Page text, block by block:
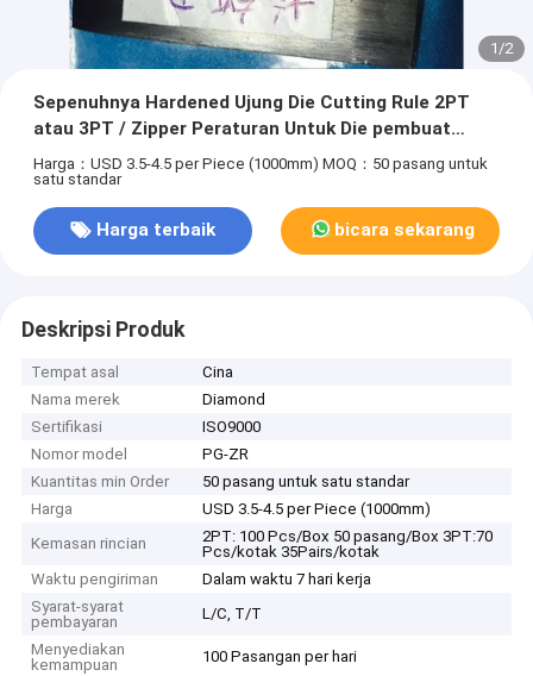
1/2
Sepenuhnya Hardened Ujung Die Cutting Rule 2PT
atau 3PT / Zipper Peraturan Untuk Die pembuat
Dewan
Harga：USD 3.5-4.5 per Piece (1000mm) MOQ：50 pasang untuk
satu standar
Harga terbaik bicara sekarang
Deskripsi Produk
Tempat asal
Cina
Nama merek
Diamond
Sertifikasi
ISO9000
Nomor model
PG-ZR
Kuantitas min Order
50 pasang untuk satu standar
Harga
USD 3.5-4.5 per Piece (1000mm)
Kemasan rincian
2PT: 100 Pcs/Box 50 pasang/Box 3PT:70
Pcs/kotak 35Pairs/kotak
Waktu pengiriman
Dalam waktu 7 hari kerja
Syarat-syarat
pembayaran
L/C, T/T
Menyediakan
kemampuan
100 Pasangan per hari